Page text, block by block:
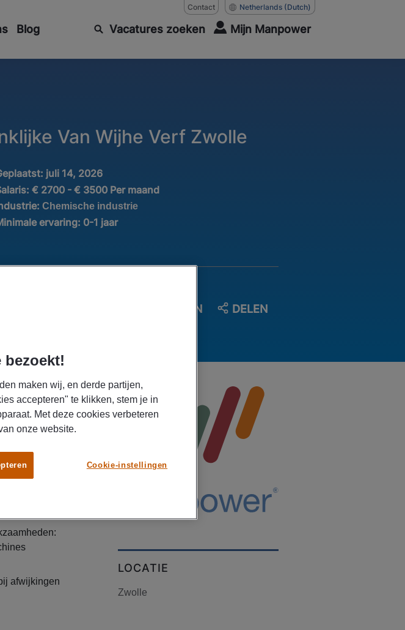
Contact Netherlands (Dutch)
Blog Vacatures zoeken Mijn Manpower
Van Wijhe Verf Zwolle
juli 14, 2026
€ 2700 - € 3500 Per maand
Chemische industrie
ervaring: 0-1 jaar
OPSLAAN DELEN
verf van
waarbij het
vaandel staat.
Van
afwijkingen
LOCATIE
Zwolle
bezoekt!
maken wij, en derde partijen,
accepteren" te klikken, stem je in
Met deze cookies verbeteren
onze website.
Cookie-instellingen